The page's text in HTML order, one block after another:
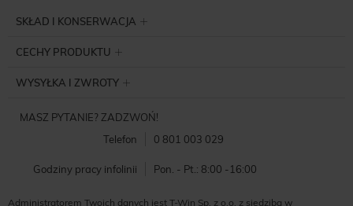
SKŁAD I KONSERWACJA
CECHY PRODUKTU
WYSYŁKA I ZWROTY
MASZ PYTANIE? ZADZWOŃ!
Telefon
0 801 003 029
Godziny pracy infolinii Pon. - Pt.: 8:00 -16:00
Administratorem Twoich danych jest T-Win Sp. z o.o. z siedzibą w